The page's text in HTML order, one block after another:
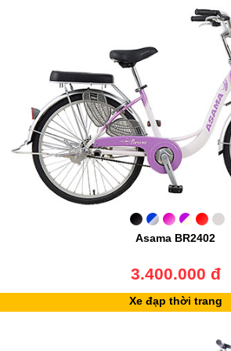
Asama BR2402
3.400.000 đ
Xe đạp thời trang